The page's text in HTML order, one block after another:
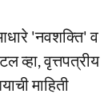
'नवशक्ति' व
व्हा, वृत्तपत्रीय
माहिती